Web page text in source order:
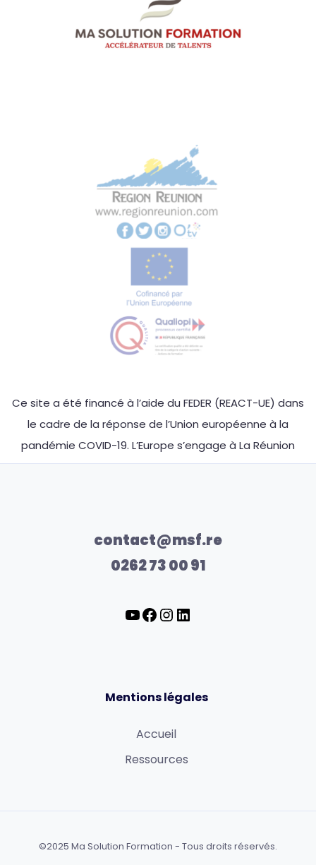
Ce site a été financé à l’aide du FEDER (REACT-UE) dans
le cadre de la réponse de l’Union européenne à la
pandémie COVID-19. L’Europe s’engage à La Réunion
contact@msf.re
0262 73 00 91
Mentions légales
Accueil
Ressources
©️2025 Ma Solution Formation - Tous droits réservés.